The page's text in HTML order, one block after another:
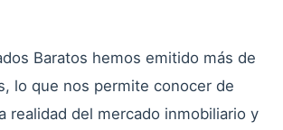
Baratos hemos emitido más de
lo que nos permite conocer de
realidad del mercado inmobiliario y